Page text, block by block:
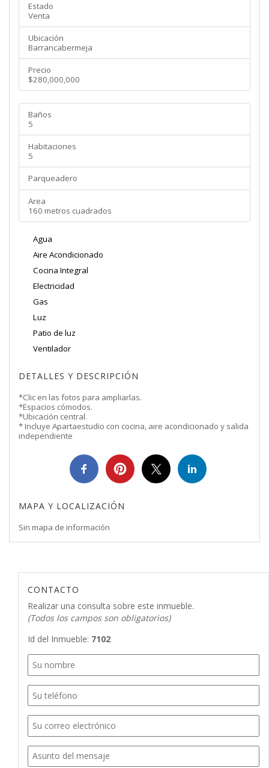
Estado
Venta
Ubicación
Barrancabermeja
Precio
$280,000,000
Baños
5
Habitaciones
5
Parqueadero
Area
160 metros cuadrados
Agua
Aire Acondicionado
Cocina Integral
Electricidad
Gas
Luz
Patio de luz
Ventilador
DETALLES Y DESCRIPCIÓN
*Clic en las fotos para ampliarlas.
*Espacios cómodos.
*Ubicación central.
* Incluye Apartaestudio con cocina, aire acondicionado y salida
independiente
MAPA Y LOCALIZACIÓN
Sin mapa de información
CONTACTO
Realizar una consulta sobre este inmueble.
(Todos los campos son obligatorios)
Id del Inmueble: 7102